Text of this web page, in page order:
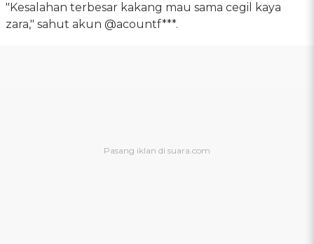
"Kesalahan terbesar kakang mau sama cegil kaya
zara," sahut akun @acountf***.